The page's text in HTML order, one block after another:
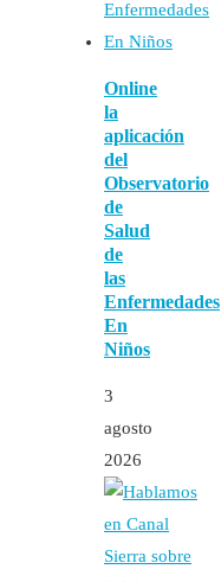
Online
la
aplicación
del
Observatorio
de
Salud
de
las
Enfermedades
En
Niños
3
agosto
2026